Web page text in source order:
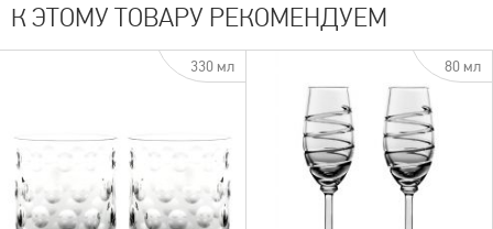
К ЭТОМУ ТОВАРУ РЕКОМЕНДУЕМ
330 мл 80 мл